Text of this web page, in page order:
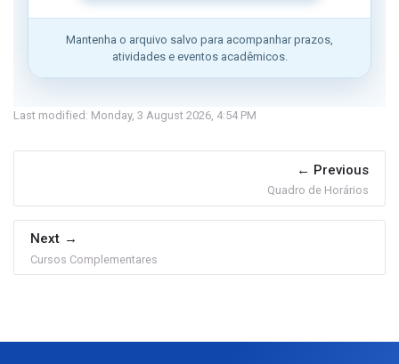
Mantenha o arquivo salvo para acompanhar prazos,
atividades e eventos acadêmicos.
Last modified: Monday, 3 August 2026, 4:54 PM
Previous
Quadro de Horários
Next
Cursos Complementares